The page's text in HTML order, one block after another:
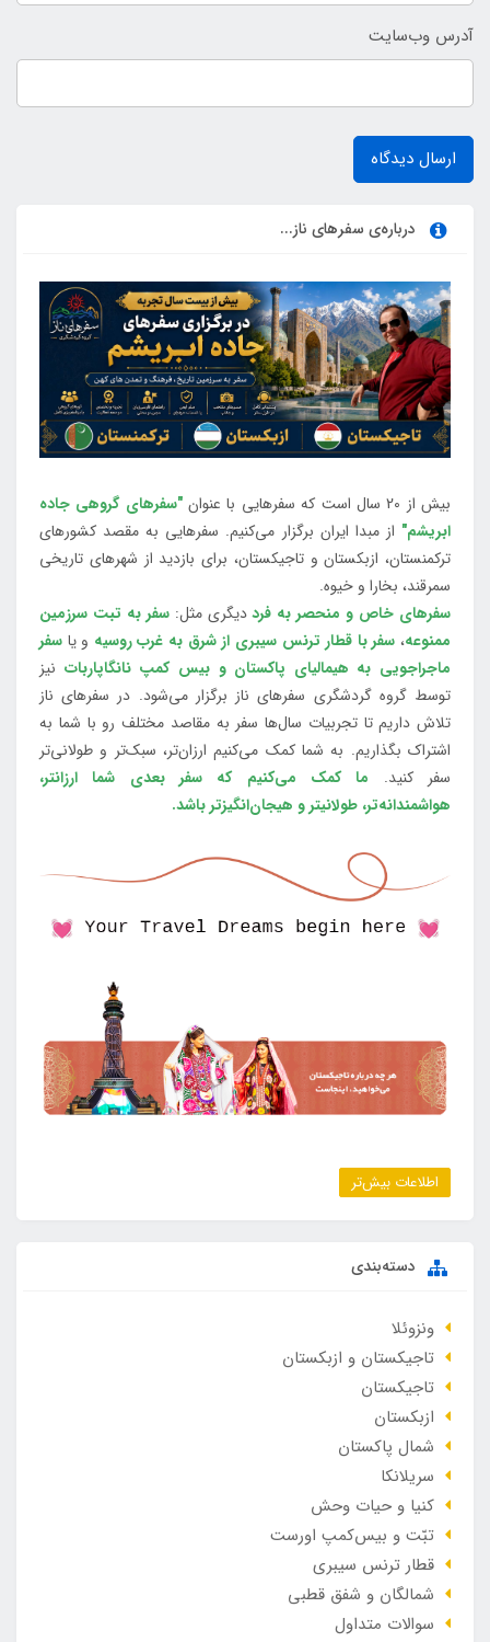
آدرس وب‌سایت
ارسال دیدگاه
درباره‌ی سفرهای ناز...
بیش از 20 سال است که سفرهایی با عنوان
"سفرهای گروهی جاده
ابریشم" از مبدا ایران برگزار می‌کنیم. سفرهایی به مقصد کشورهای
ترکمنستان، ازبکستان و تاجیکستان، برای بازدید از شهرهای تاریخی
سمرقند، بخارا و خیوه.
سفرهای خاص و منحصر به فرددیگری مثل:سفر به تبت سرزمین
ممنوعه، سفر با قطار ترنس سیبری از شرق به غرب روسیه و یا سفر
ماجراجویی به هیمالیای پاکستان و بیس کمپ نانگاپاربات نیز
توسط گروه گردشگری سفرهای ناز برگزار می‌شود. در سفرهای ناز
تلاش داریم تا تجربیات سال‌ها سفر به مقاصد مختلف رو با شما به
اشتراک بگذاریم. به شما کمک می‌کنیم ارزان‌تر، سبک‌تر و طولانی‌تر
سفر کنید. ما کمک می‌کنیم که سفر بعدی شما ارزانتر،
هواشمندانه‌تر، طولانی‎تر و هیجان‌انگیزتر باشد.
اطلاعات بیش‌تر
دسته‌بندی
ونزوئلا
تاجیکستان و ازبکستان
تاجیکستان
ازبکستان
شمال پاکستان
سریلانکا
کنیا و حیات وحش
تبّت و بیس‌کمپ اورست
قطار ترنس سیبری
شمالگان و شفق قطبی
سوالات متداول